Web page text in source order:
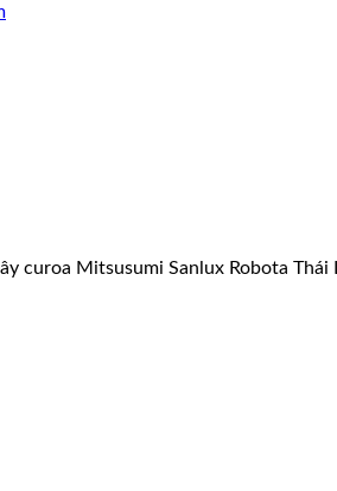
curoa Mitsusumi Sanlux Robota Thái